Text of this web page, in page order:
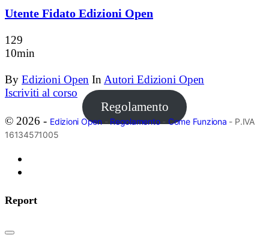
Utente Fidato Edizioni Open
129
10min
By Edizioni Open InAutori Edizioni Open
Iscriviti al corso
Regolamento
© 2026 - Edizioni Open-Regolamento-Come Funziona - P.IVA
16134571005
Report